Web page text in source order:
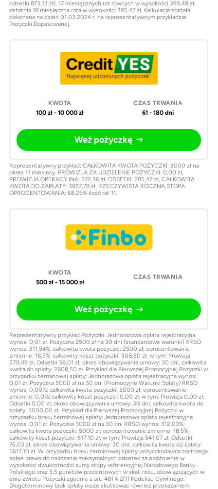
odsetki 873,13 zł), 17 miesięcznych rat równych w wysokości 395,48 zł,
ostatnia 18 miesięczna rata w wysokości 395,47 zł, Kalkulacja została
dokonana na dzień 01.03.2024 r. na reprezentatywnym przykładzie
Pożyczki Dopasowanej.
100 zł - 10 000 zł 61 - 180 dni
Weź pożyczkę
Reprezentatywny przykład: CAŁKOWITA KWOTA POŻYCZKI: 3000 zł na
okres 11 miesięcy. PROWIZJA ZA UDZIELENIE POŻYCZKI: 0,00 zł,
PROWIZJA OPERACYJNA: 572,36 zł, ODSETKI: 285,42 zł, CAŁKOWITA
KWOTA DO ZAPŁATY: 3857,78 zł, RZECZYWISTA ROCZNA STOPA
OPROCENTOWANIA: 68,26% ilość rat 11.
500 zł - 15 000 zł
Weź pożyczkę
Reprezentatywny przykład Pożyczki: Jednorazowa opłata rejestracyjna
wynosi 0,01 zł. Pożyczka 2500 zł na 30 dni (standardowe warunki) RRSO
wynosi 311,94%; całkowita kwota pożyczki: 2500 zł; oprocentowanie
zmienne: 18,5%; całkowity koszt pożyczki: 308,50 zł, w tym: Prowizja
270,49 zł, Odsetki 38,01 zł; okres obowiązywania umowy: 30 dni; całkowita
kwota do spłaty: 2808,50 zł. Przykład dla Pierwszej Promocyjnej Pożyczki w
przypadku terminowej spłaty: Jednorazowa opłata rejestracyjna wynosi
0,01 zł. Pożyczka 5000 zł na 30 dni (Promocyjne Warunki Spłaty) RRSO
wynosi 0,00%; całkowita kwota pożyczki: 5000 zł; oprocentowanie
zmienne: 0,0%; całkowity koszt pożyczki: 0,00 zł, w tym: Prowizja 0,00 zł,
Odsetki 0,00 zł; okres obowiązywania umowy: 30 dni; całkowita kwota do
spłaty: 5000,00 zł. Przykład dla Pierwszej Promocyjnej Pożyczki w
przypadku braku terminowej spłaty: Jednorazowa opłata rejestracyjna
wynosi 0,01 zł. Pożyczka 5000 zł na 30 dni RRSO wynosi 312,03%;
całkowita kwota pożyczki: 5000 zł; oprocentowanie zmienne: 18,5%;
całkowity koszt pożyczki: 617,10 zł, w tym: Prowizja 541,07 zł, Odsetki
76,03 zł; okres obowiązywania umowy: 30 dni; całkowita kwota do spłaty:
5617,10 zł. W przypadku braku terminowej spłaty pożyczkodawca zastrzega
sobie prawo do naliczania maksymalnych odsetek za opóźnienie w
wysokości dwukrotności sumy stopy referencyjnej Narodowego Banku
Polskiego oraz 5,5 punktów procentowych w skali roku, obowiązujących w
dniu zwrotu Pożyczki zgodnie z art. 481 § 2(1) Kodeksu Cywilnego.
Długoterminowy brak spłaty może skutkować również przekazaniem